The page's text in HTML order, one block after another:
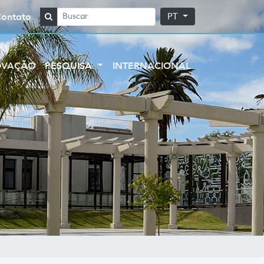
PT
PESQUISA INTERNACIONAL